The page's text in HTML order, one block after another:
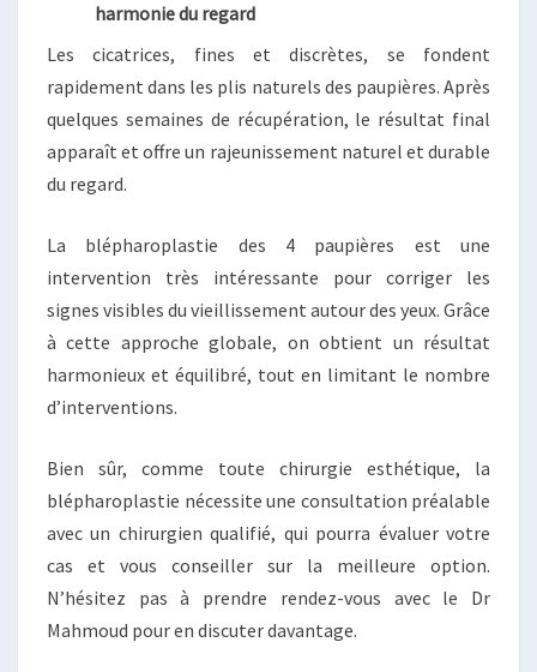
harmonie du regard
Les cicatrices, fines et discrètes, se fondent
rapidement dans les plis naturels des paupières. Après
quelques semaines de récupération, le résultat final
apparaît et offre un rajeunissement naturel et durable
du regard.
La blépharoplastie des 4 paupières est une
intervention très intéressante pour corriger les
signes visibles du vieillissement autour des yeux. Grâce
à cette approche globale, on obtient un résultat
harmonieux et équilibré, tout en limitant le nombre
d’interventions.
Bien sûr, comme toute chirurgie esthétique, la
blépharoplastie nécessite une consultation préalable
avec un chirurgien qualifié, qui pourra évaluer votre
cas et vous conseiller sur la meilleure option.
N’hésitez pas à prendre rendez-vous avec le Dr
Mahmoud pour en discuter davantage.